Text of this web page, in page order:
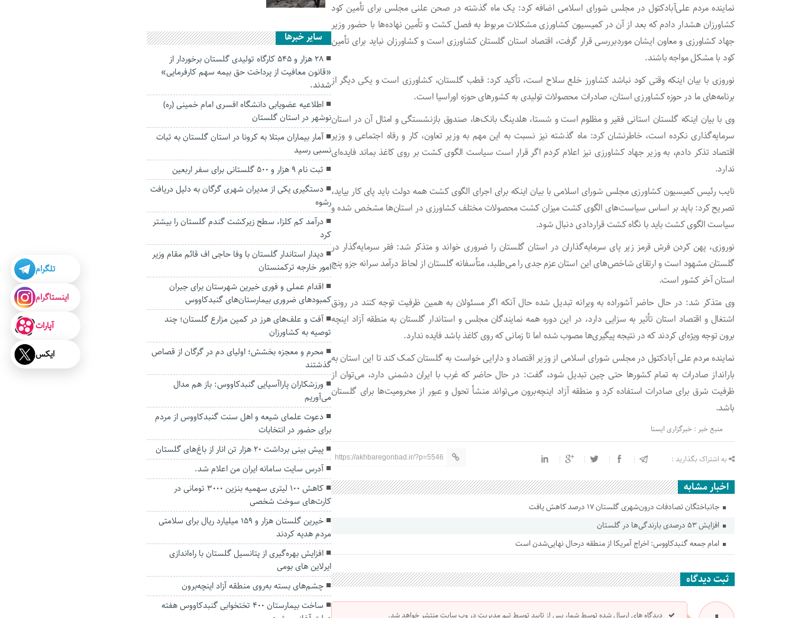
نماینده مردم علی‌آبادکتول در مجلس شورای اسلامی اضافه کرد: یک ماه گذشته در صحن علنی مجلس برای تأمین کود
کشاورزان هشدار دادم که بعد از آن در کمیسیون کشاورزی مشکلات مربوط به فصل کشت و تأمین نهاده‌ها با حضور وزیر
جهاد کشاورزی و معاون ایشان موردبررسی قرار گرفت، اقتصاد استان گلستان کشاورزی است و کشاورزان نباید برای تأمین
کود با مشکل مواجه باشند.
نوروزی با بیان اینکه وقتی کود نباشد کشاورز خلع سلاح است، تأکید کرد: قطب گلستان، کشاورزی است و یکی دیگر از
برنامه‌های ما در حوزه کشاورزی استان، صادرات محصولات تولیدی به کشورهای حوزه اوراسیا است.
وی با بیان اینکه گلستان استانی فقیر و مظلوم است و شستا، هلدینگ بانک‌ها، صندوق بازنشستگی و امثال آن در استان
سرمایه‌گذاری نکرده است، خاطرنشان کرد: ماه گذشته نیز نسبت به این مهم به وزیر تعاون، کار و رفاه اجتماعی و وزیر
اقتصاد تذکر دادم، به وزیر جهاد کشاورزی نیز اعلام کردم اگر قرار است سیاست الگوی کشت بر روی کاغذ بماند فایده‌ای
ندارد.
نایب رئیس کمیسیون کشاورزی مجلس شورای اسلامی با بیان اینکه برای اجرای الگوی کشت همه دولت باید پای کار بیاید،
تصریح کرد: باید بر اساس سیاست‌های الگوی کشت میزان کشت محصولات مختلف کشاورزی در استان‌ها مشخص شده و
سیاست الگوی کشت باید با نگاه کشت قراردادی دنبال شود.
نوروزی، پهن کردن فرش قرمز زیر پای سرمایه‌گذاران در استان گلستان را ضروری خواند و متذکر شد: فقر سرمایه‌گذار در
گلستان مشهود است و ارتقای شاخص‌های این استان عزم جدی را می‌طلبد، متأسفانه گلستان از لحاظ درآمد سرانه جزو پنج
استان آخر کشور است.
وی متذکر شد: در حال حاضر آشوراده به ویرانه تبدیل شده حال آنکه اگر مسئولان به همین ظرفیت توجه کنند در رونق
اشتغال و اقتصاد استان تأثیر به سزایی دارد، در این دوره همه نمایندگان مجلس و استاندار گلستان به منطقه آزاد اینچه
برون توجه ویژه‌ای کردند که در نتیجه پیگیری‌ها مصوب شده اما تا زمانی که روی کاغذ باشد فایده ندارد.
نماینده مردم علی آبادکتول در مجلس شورای اسلامی از وزیر اقتصاد و دارایی خواست به گلستان کمک کند تا این استان به
بارانداز صادرات به تمام کشورها حتی چین تبدیل شود، گفت: در حال حاضر که غرب با ایران دشمنی دارد، می‌توان از
ظرفیت شرق برای صادرات استفاده کرد و منطقه آزاد اینچه‌برون می‌تواند منشأ تحول و عبور از محرومیت‌ها برای گلستان
باشد.
منبع خبر : خبرگزاری ایسنا
به اشتراک بگذارید : https://akhbaregonbad.ir/?p=5546
اخبار مشابه
جانباختگان تصادفات درون‌شهری گلستان ۱۷ درصد کاهش یافت
افزایش ۵۳ درصدی بارندگی‌ها در گلستان
امام جمعه گنبدکاووس: اخراج آمریکا از منطقه درحال نهایی‌شدن است
ثبت دیدگاه
دیدگاه های ارسال شده توسط شما، پس از تایید توسط تیم مدیریت در وب سایت منتشر خواهد شد.
سایر خبرها
۲۸ هزار و ۵۴۵ کارگاه تولیدی گلستان برخوردار از
«قانون معافیت از پرداخت حق بیمه سهم کارفرمایی»
شدند.
اطلاعیه عضویابی دانشگاه افسری امام خمینی (ره)
نوشهر در استان گلستان
آمار بیماران مبتلا به کرونا در استان گلستان به ثبات
نسبی رسید
ثبت نام ۹ هزار و ۵۰۰ گلستانی برای سفر اربعین
دستگیری یکی از مدیران شهری گرگان به دلیل دریافت
رشوه
درآمد کم کلزا، سطح زیرکشت گندم گلستان را بیشتر
کرد
دیدار استاندار گلستان با وفا حاجی اف قائم مقام وزیر
امور خارجه ترکمنستان
اقدام عملی و فوری خیرین شهرستان برای جبران
کمبودهای ضروری بیمارستان‌های گنبدکاووس
آفت و علف‌های هرز در کمین مزارع گلستان؛ چند
توصیه به کشاورزان
محرم و معجزه بخشش؛ اولیای دم در گرگان از قصاص
گذشتند
ورزشکاران پاراآسیایی گنبدکاووس: باز هم مدال
می‌آوریم
دعوت علمای شیعه و اهل سنت گنبدکاووس از مردم
برای حضور در انتخابات
پیش بینی برداشت ۲۰ هزار تن انار از باغ‌های گلستان
آدرس سایت سامانه ایران من اعلام شد.
کاهش 100 لیتری سهمیه بنزین 3000 تومانی در
کارت‌های سوخت شخصی
خیرین گلستان هزار و ۱۵۹ میلیارد ریال برای سلامتی
مردم هدیه کردند
افزایش بهره‌گیری از پتانسیل گلستان با راه‌اندازی
ایرلاین های بومی
چشم‌های بسته به‌روی منطقه آزاد اینچه‌برون
ساخت بیمارستان ۴۰۰ تختخوابی گنبدکاووس هفته
تلگرام
اینستاگرام
آپارات
ایکس